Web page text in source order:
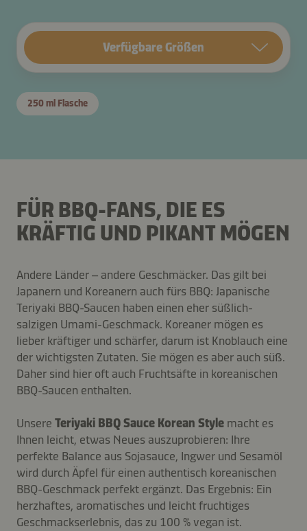
Verfügbare Größen
250 ml Flasche
FÜR BBQ-FANS, DIE ES
KRÄFTIG UND PIKANT MÖGEN
Andere Länder – andere Geschmäcker. Das gilt bei
Japanern und Koreanern auch fürs BBQ: Japanische
Teriyaki BBQ-Saucen haben einen eher süßlich-
salzigen Umami-Geschmack. Koreaner mögen es
lieber kräftiger und schärfer, darum ist Knoblauch eine
der wichtigsten Zutaten. Sie mögen es aber auch süß.
Daher sind hier oft auch Fruchtsäfte in koreanischen
BBQ-Saucen enthalten.
Unsere Teriyaki BBQ Sauce Korean Style macht es
Ihnen leicht, etwas Neues auszuprobieren: Ihre
perfekte Balance aus Sojasauce, Ingwer und Sesamöl
wird durch Äpfel für einen authentisch koreanischen
BBQ-Geschmack perfekt ergänzt. Das Ergebnis: Ein
herzhaftes, aromatisches und leicht fruchtiges
Geschmackserlebnis, das zu 100 % vegan ist.